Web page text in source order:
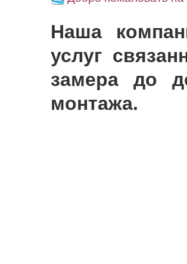
Наша
услуг
замера до
монтажа.